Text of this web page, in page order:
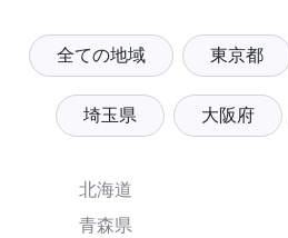
全ての地域 東京都
埼玉県 大阪府
北海道
青森県